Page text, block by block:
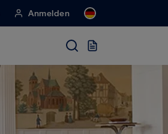
Anmelden